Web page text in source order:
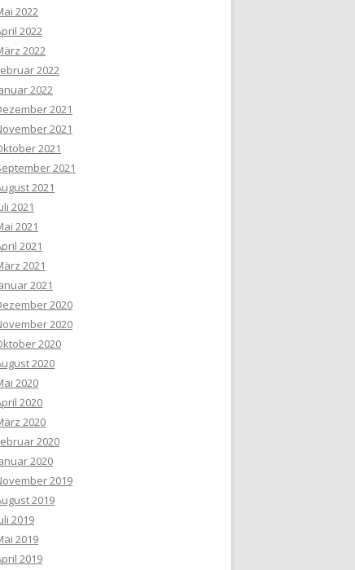
2022
2022
2022
2022
2022
2021
2021
2021
2021
2021
2021
2021
2021
2021
2021
2020
2020
2020
2020
2020
2020
2020
2020
2020
2019
2019
2019
2019
2019